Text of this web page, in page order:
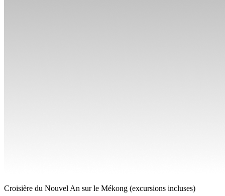
Croisière du Nouvel An sur le Mékong (excursions incluses)